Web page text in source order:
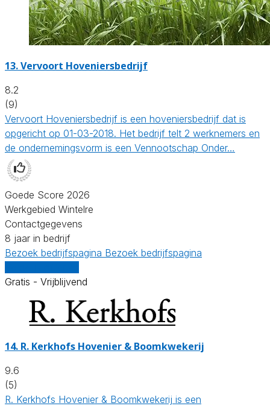
13.Vervoort Hoveniersbedrijf
8.2
(9)
Vervoort Hoveniersbedrijf is een hoveniersbedrijf dat is
opgericht op 01-03-2018. Het bedrijf telt 2 werknemers en
de ondernemingsvorm is een Vennootschap Onder…
Goede Score 2026
Werkgebied Wintelre
Contactgegevens
8 jaar in bedrijf
Bezoek bedrijfspagina Bezoek bedrijfspagina
Gratis - Vrijblijvend
14. R. Kerkhofs Hovenier & Boomkwekerij
9.6
(5)
R. Kerkhofs Hovenier & Boomkwekerij is een